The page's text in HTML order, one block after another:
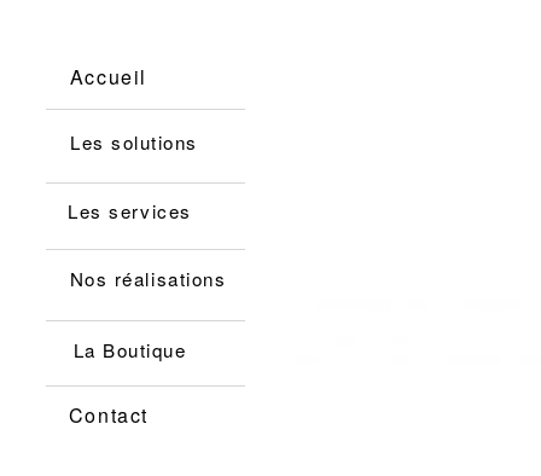
Accueil
Les solutions
Les services
Nos réalisations
Contact
La Boutique